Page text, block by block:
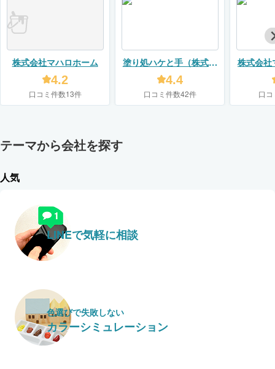
株式会社マハロホーム
4.2
口コミ件数13件
塗り処ハケと手（株式会
社ユーモア）
4.4
口コミ件数42件
株式会社
口
テーマから会社を探す
人気
LINEで気軽に相談
色選びで失敗しない
カラーシミュレーション